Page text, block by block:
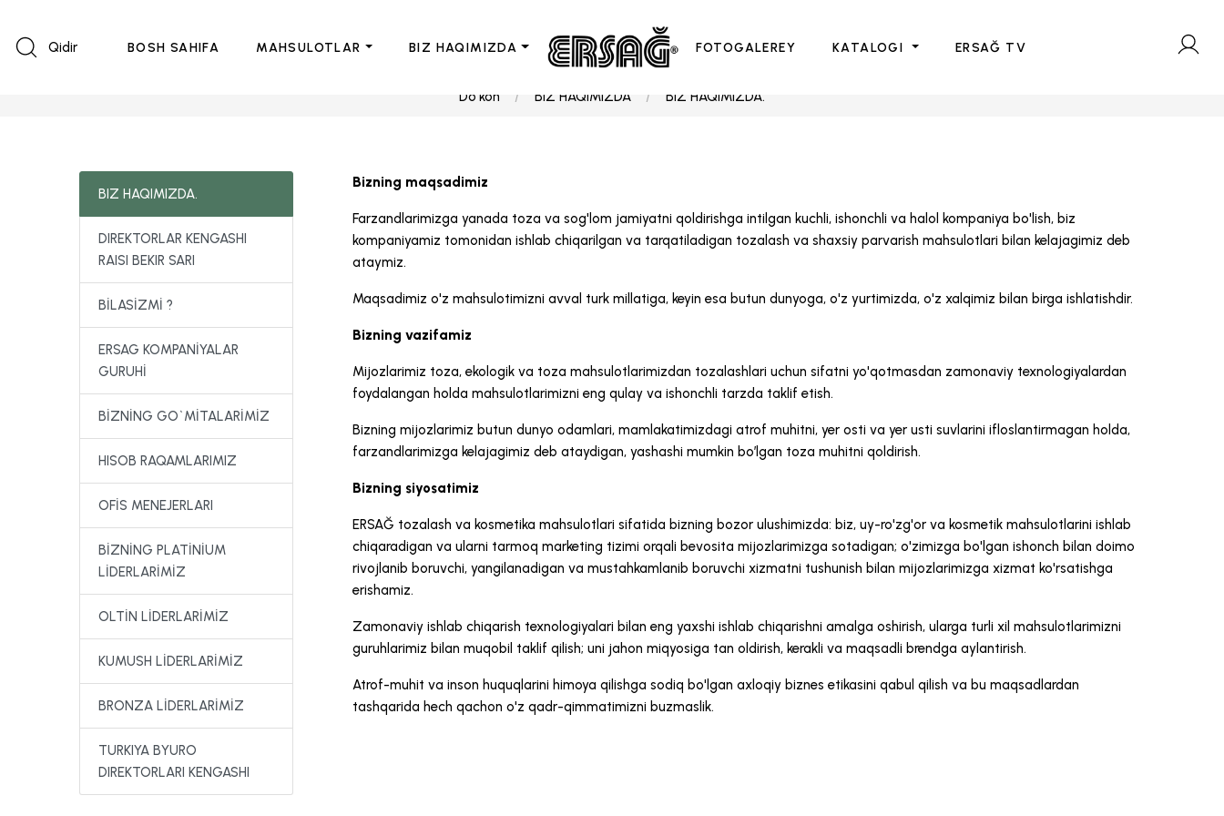
Qidir BOSH SAHIFA MAHSULOTLAR BIZ HAQIMIZDA FOTOGALEREY KATALOGI ERSAĞ TV
Do'kon BIZ HAQIMIZDA BIZ HAQIMIZDA.
BIZ HAQIMIZDA.
DIREKTORLAR KENGASHI
RAISI BEKIR SARI
BİLASİZMİ ?
ERSAG KOMPANİYALAR
GURUHİ
BİZNİNG GO`MİTALARİMİZ
HISOB RAQAMLARIMIZ
OFİS MENEJERLARI
BİZNİNG PLATİNİUM
LİDERLARİMİZ
OLTİN LİDERLARİMİZ
KUMUSH LİDERLARİMİZ
BRONZA LİDERLARİMİZ
TURKIYA BYURO
DIREKTORLARI KENGASHI
Bizning maqsadimiz
Farzandlarimizga yanada toza va sog'lom jamiyatni qoldirishga intilgan kuchli, ishonchli va halol kompaniya bo'lish, biz
kompaniyamiz tomonidan ishlab chiqarilgan va tarqatiladigan tozalash va shaxsiy parvarish mahsulotlari bilan kelajagimiz deb
ataymiz.
Maqsadimiz o'z mahsulotimizni avval turk millatiga, keyin esa butun dunyoga, o'z yurtimizda, o'z xalqimiz bilan birga ishlatishdir.
Bizning vazifamiz
Mijozlarimiz toza, ekologik va toza mahsulotlarimizdan tozalashlari uchun sifatni yo'qotmasdan zamonaviy texnologiyalardan
foydalangan holda mahsulotlarimizni eng qulay va ishonchli tarzda taklif etish.
Bizning mijozlarimiz butun dunyo odamlari, mamlakatimizdagi atrof muhitni, yer osti va yer usti suvlarini ifloslantirmagan holda,
farzandlarimizga kelajagimiz deb ataydigan, yashashi mumkin bo’lgan toza muhitni qoldirish.
Bizning siyosatimiz
ERSAĞ tozalash va kosmetika mahsulotlari sifatida bizning bozor ulushimizda: biz, uy-ro'zg'or va kosmetik mahsulotlarini ishlab
chiqaradigan va ularni tarmoq marketing tizimi orqali bevosita mijozlarimizga sotadigan; o'zimizga bo'lgan ishonch bilan doimo
rivojlanib boruvchi, yangilanadigan va mustahkamlanib boruvchi xizmatni tushunish bilan mijozlarimizga xizmat ko'rsatishga
erishamiz.
Zamonaviy ishlab chiqarish texnologiyalari bilan eng yaxshi ishlab chiqarishni amalga oshirish, ularga turli xil mahsulotlarimizni
guruhlarimiz bilan muqobil taklif qilish; uni jahon miqyosiga tan oldirish, kerakli va maqsadli brendga aylantirish.
Atrof-muhit va inson huquqlarini himoya qilishga sodiq bo'lgan axloqiy biznes etikasini qabul qilish va bu maqsadlardan
tashqarida hech qachon o'z qadr-qimmatimizni buzmaslik.